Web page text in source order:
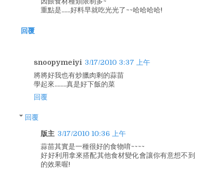
重點是......好料早就吃光光了~~哈哈哈哈!
回覆
snoopymeiyi 3/17/2010 3:37 上午
將將好我也有炒臘肉剩的蒜苗
學起來........真是好下飯的菜
回覆
回覆
版主 3/17/2010 10:36 上午
蒜苗其實是一種很好的食物唷~~~~
好好利用拿來搭配其他食材變化會讓你有意想不到
的效果喔!